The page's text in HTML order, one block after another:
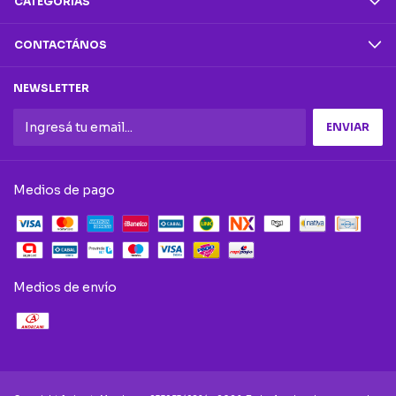
CONTACTÁNOS
NEWSLETTER
Medios de pago
Medios de envío